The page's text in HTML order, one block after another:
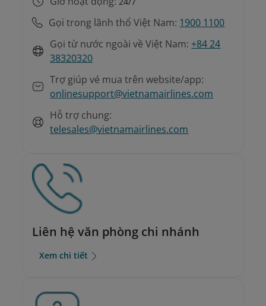
Gọi trong lãnh thổ Việt Nam: 1900 1100
Gọi từ nước ngoài về Việt Nam: +84 24
38320320
Trợ giúp vé mua trên website/app:
onlinesupport@vietnamairlines.com
Hỗ trợ chung:
telesales@vietnamairlines.com
Liên hệ văn phòng chi nhánh
Xem chi tiết